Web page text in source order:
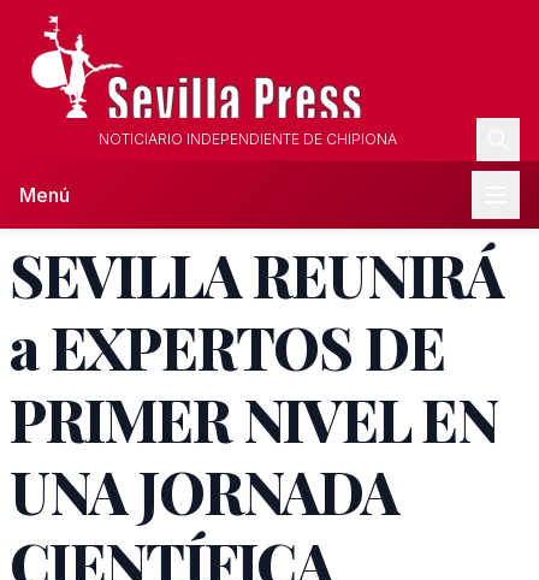
NOTICIARIO INDEPENDIENTE DE CHIPIONA
Menú
SEVILLA REUNIRÁ
a EXPERTOS DE
PRIMER NIVEL EN
UNA JORNADA
CIENTÍFICA